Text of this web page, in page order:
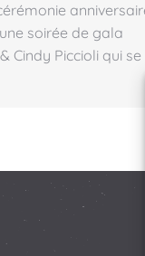
soirée de gala
Cindy Piccioli qui se